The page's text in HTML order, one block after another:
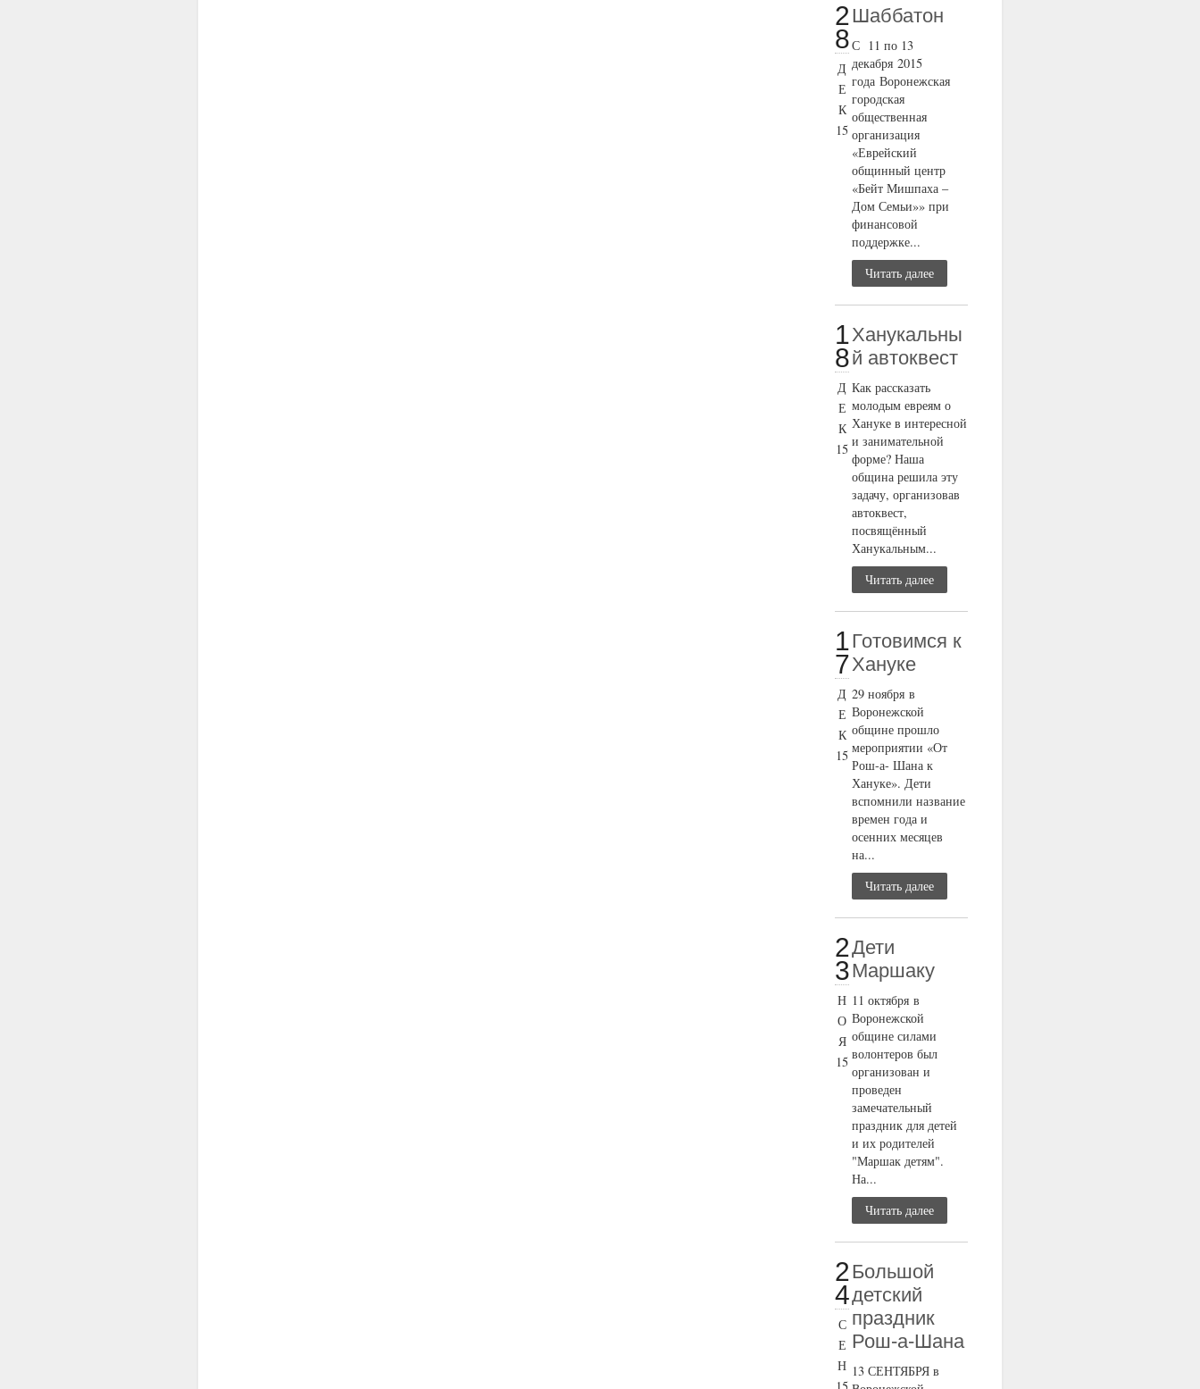
2
8
Д
Е
К
15
Шаббатон
С 11 по 13
декабря 2015
года Воронежская
городская
общественная
организация
«Еврейский
общинный центр
«Бейт Мишпаха –
Дом Семьи»» при
финансовой
поддержке...
Читать далее
1
8
Д
Е
К
15
Ханукальны
й автоквест
Как рассказать
молодым евреям о
Хануке в интересной
и занимательной
форме? Наша
община решила эту
задачу, организовав
автоквест,
посвящённый
Ханукальным...
Читать далее
1
7
Д
Е
К
15
Готовимся к
Хануке
29 ноября в
Воронежской
общине прошло
мероприятии «От
Рош-а- Шана к
Хануке». Дети
вспомнили название
времен года и
осенних месяцев
на...
Читать далее
2
3
Н
О
Я
15
Дети
Маршаку
11 октября в
Воронежской
общине силами
волонтеров был
организован и
проведен
замечательный
праздник для детей
и их родителей
"Маршак детям".
На...
Читать далее
2
4
С
Е
Н
Большой
детский
праздник
Рош-а-Шана
13 СЕНТЯБРЯ в